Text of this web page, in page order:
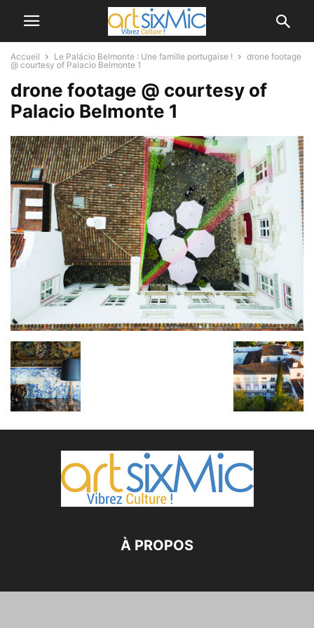
Accueil Le Palácio Belmonte : Une famille portugaise !
drone footage
@ courtesy of Palacio Belmonte 1
drone footage @ courtesy of
Palacio Belmonte 1
À PROPOS